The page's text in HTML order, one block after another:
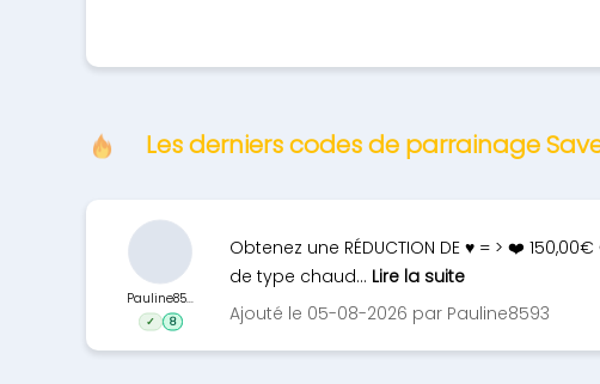
Les derniers codes de parrainage
Obtenez une RÉDUCTION DE ♥ = > ❤️
de type chaud... Lire la suite
Ajouté le 05-08-2026 par Pauline8593
Pauline85...
✓ 8